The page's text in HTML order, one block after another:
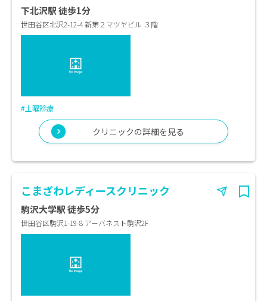
下北沢駅 徒歩1分
世田谷区北沢2-12-4 新第２マツヤビル ３階
#土曜診療
クリニックの詳細を見る
こまざわレディースクリニック
駒沢大学駅 徒歩5分
世田谷区駒沢1-19-8 アーバネスト駒沢2F